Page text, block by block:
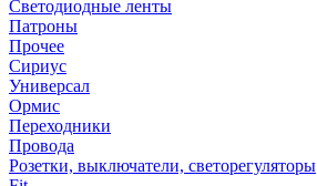
Светодиодные ленты
Патроны
Прочее
Сириус
Универсал
Ормис
Переходники
Провода
Розетки, выключатели, светорегуляторы